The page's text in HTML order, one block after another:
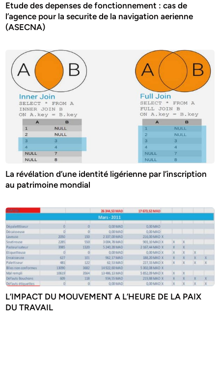
Etude des depenses de fonctionnement : cas de
l’agence pour la securite de la navigation aerienne
(ASECNA)
La révélation d’une identité ligérienne par l’inscription
au patrimoine mondial
L’IMPACT DU MOUVEMENT A L’HEURE DE LA PAIX
DU TRAVAIL